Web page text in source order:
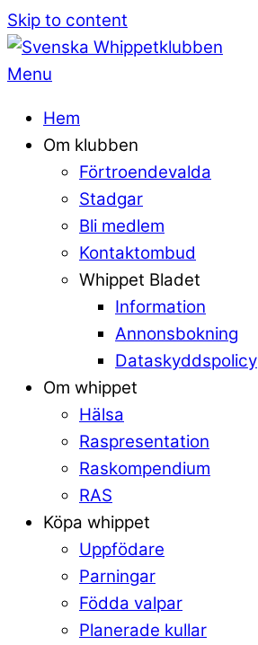
Skip to content
Menu
Hem
Om klubben
Förtroendevalda
Stadgar
Bli medlem
Kontaktombud
Whippet Bladet
Information
Annonsbokning
Dataskyddspolicy
Om whippet
Hälsa
Raspresentation
Raskompendium
RAS
Köpa whippet
Uppfödare
Parningar
Födda valpar
Planerade kullar